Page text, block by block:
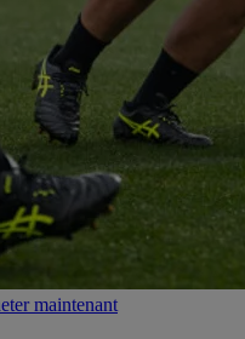
maintenant